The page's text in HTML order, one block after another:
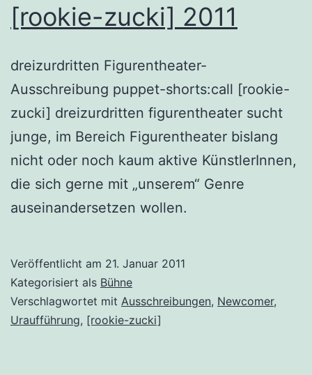
[rookie-zucki] 2011
dreizurdritten Figurentheater-
Ausschreibung puppet-shorts:call [rookie-
zucki] dreizurdritten figurentheater sucht
junge, im Bereich Figurentheater bislang
nicht oder noch kaum aktive KünstlerInnen,
die sich gerne mit „unserem“ Genre
auseinandersetzen wollen.
Veröffentlicht am 21. Januar 2011
Kategorisiert als Bühne
Verschlagwortet mit Ausschreibungen, Newcomer,
Uraufführung, [rookie-zucki]